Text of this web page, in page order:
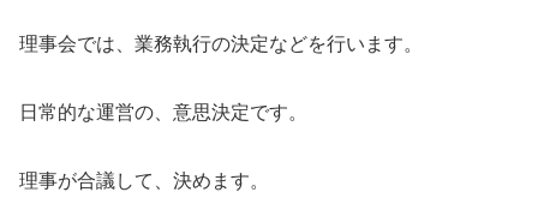
理事会では、業務執行の決定などを行います。
日常的な運営の、意思決定です。
理事が合議して、決めます。